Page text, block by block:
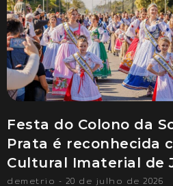
Festa do Colono da
Prata é reconhecida
Cultural Imaterial de
demetrio 20 de julho de 2026